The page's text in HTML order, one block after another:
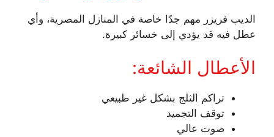
الديب فريزر مهم جدًا خاصة في المنازل المصرية، وأي
عطل فيه قد يؤدي إلى خسائر كبيرة.
الأعطال الشائعة:
تراكم الثلج بشكل غير طبيعي
توقف التجميد
صوت عالي